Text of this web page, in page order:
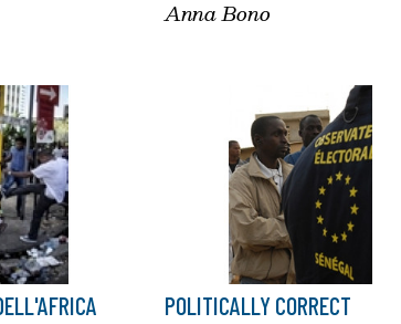
Anna Bono
POLITICALLY CORRECT